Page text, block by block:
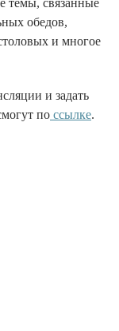
темы, связанные
обедов,
и многое
и задать
по ссылке.